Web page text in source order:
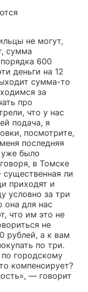
не могут,
сумма
600
деньги на 12
сумма-то
за
про
что у нас
подача, я
посмотрите,
последняя
уже было
в Томске
ли
приходят и
условно за три
она для нас
что им это не
не
рублей, а к вам
по три.
городскому
компенсирует?
— говорит